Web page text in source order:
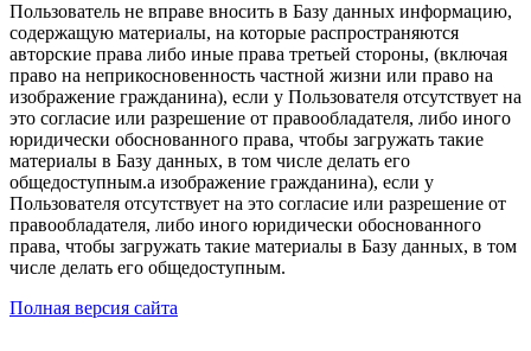
Пользователь не вправе вносить в Базу данных информацию,
содержащую материалы, на которые распространяются
авторские права либо иные права третьей стороны, (включая
право на неприкосновенность частной жизни или право на
изображение гражданина), если у Пользователя отсутствует на
это согласие или разрешение от правообладателя, либо иного
юридически обоснованного права, чтобы загружать такие
материалы в Базу данных, в том числе делать его
общедоступным.а изображение гражданина), если у
Пользователя отсутствует на это согласие или разрешение от
правообладателя, либо иного юридически обоснованного
права, чтобы загружать такие материалы в Базу данных, в том
числе делать его общедоступным.
Полная версия сайта